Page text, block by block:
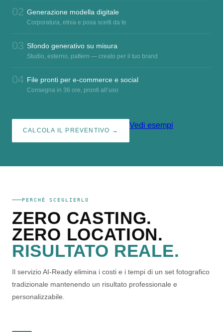
02 Generazione modella digitale
Corporatura, etnia e posa scelti da te
03 Sfondo generativo su misura
Studio, esterno, pattern — creato per il tuo brand
04 File pronti per e-commerce e social
Consegna in 36 ore, pronti all’uso
CALCOLA IL PREVENTIVO →
Vedi esempi
PERCHÉ SCEGLIERLO
ZERO CASTING.
ZERO LOCATION.
RISULTATO REALE.
Il servizio AI-Ready elimina i costi e i tempi di un set fotografico
tradizionale mantenendo un risultato professionale e
personalizzabile.